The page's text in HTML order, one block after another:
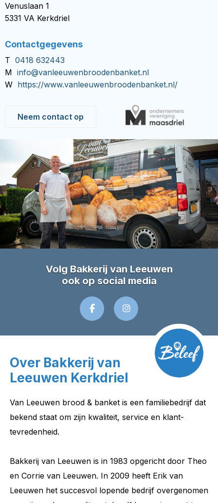
Venuslaan 1
5331 VA Kerkdriel
Contactgegevens
T 0418 632443
M info@vanleeuwenbroodenbanket.nl
W https://www.vanleeuwenbroodenbanket.nl/
Neem contact op
Volg Bakkerij van Leeuwen
ook op social media
Over Bakkerij van
Leeuwen Kerkdriel
Van Leeuwen brood & banket is een familiebedrijf dat
bekend staat om zijn kwaliteit, service en klant-
tevredenheid.
Bakkerij van Leeuwen is in 1983 opgericht door Theo
en Corrie van Leeuwen. In 2009 heeft Erik van
Leeuwen het succesvol lopende bedrijf overgenomen